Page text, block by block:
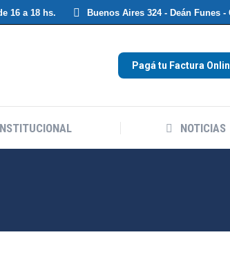
16 a 18 hs. Buenos Aires 324 - Deán Funes
Pagá tu Factura
NOTICIAS